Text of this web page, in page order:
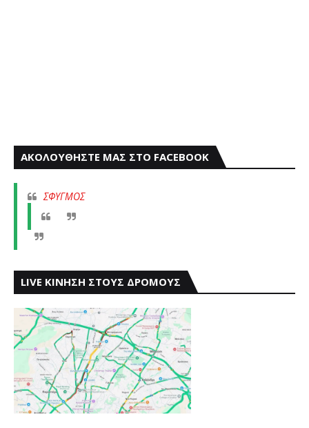
ΑΚΟΛΟΥΘΗΣΤΕ ΜΑΣ ΣΤΟ FACEBOOK
ΣΦΥΓΜΟΣ
LIVE ΚΙΝΗΣΗ ΣΤΟΥΣ ΔΡΟΜΟΥΣ